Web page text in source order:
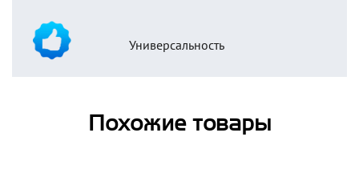
Универсальность
Похожие товары